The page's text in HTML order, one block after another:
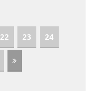
22 23 24